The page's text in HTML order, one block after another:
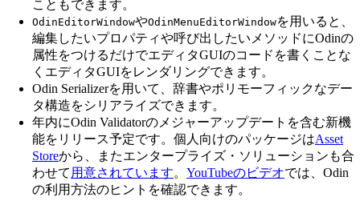
こともできます。
OdinEditorWindowやOdinMenuEditorWindowを用いると、
編集したいプロパティや呼び出したいメソッドにOdinの
属性をつけるだけでエディタGUIのコードを書くことな
くエディタGUIをレンダリングできます。
Odin Serializerを用いて、辞書やポリモーフィックなデー
タ構造をシリアライズできます。
年内にOdin Validatorのメジャーアップデートを含む新機
能をリリース予定です。個人向けのパッケージはAsset
Storeから、またエンタープライズ・ソリューションも合
わせて用意されています。 YouTubeのビデオでは、Odin
の利用方法のヒントを確認できます。